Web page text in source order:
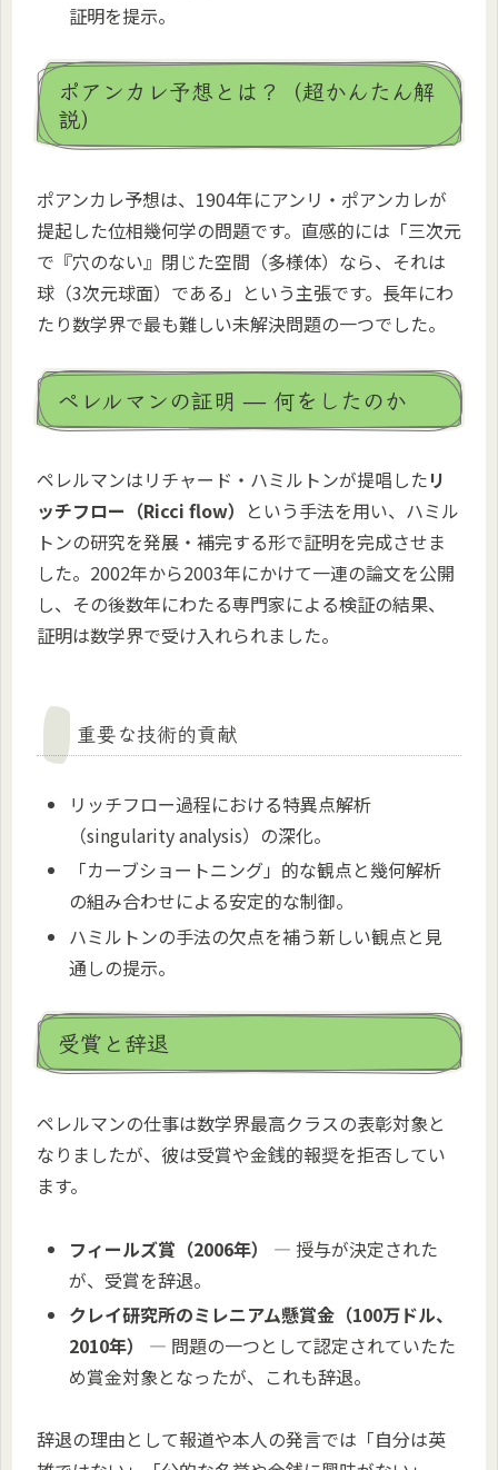
証明を提示。
ポアンカレ予想とは？（超かんたん解
説）
ポアンカレ予想は、1904年にアンリ・ポアンカレが
提起した位相幾何学の問題です。直感的には「三次元
で『穴のない』閉じた空間（多様体）なら、それは
球（3次元球面）である」という主張です。長年にわ
たり数学界で最も難しい未解決問題の一つでした。
ペレルマンの証明 — 何をしたのか
ペレルマンはリチャード・ハミルトンが提唱したリ
ッチフロー（Ricci flow） という手法を用い、ハミル
トンの研究を発展・補完する形で証明を完成させま
した。2002年から2003年にかけて一連の論文を公開
し、その後数年にわたる専門家による検証の結果、
証明は数学界で受け入れられました。
重要な技術的貢献
リッチフロー過程における特異点解析
（singularity analysis）の深化。
「カーブショートニング」的な観点と幾何解析
の組み合わせによる安定的な制御。
ハミルトンの手法の欠点を補う新しい観点と見
通しの提示。
受賞と辞退
ペレルマンの仕事は数学界最高クラスの表彰対象と
なりましたが、彼は受賞や金銭的報奨を拒否してい
ます。
フィールズ賞（2006年）
— 授与が決定された
が、受賞を辞退。
クレイ研究所のミレニアム懸賞金（100万ドル、
2010年）
— 問題の一つとして認定されていたた
め賞金対象となったが、これも辞退。
辞退の理由として報道や本人の発言では「自分は英